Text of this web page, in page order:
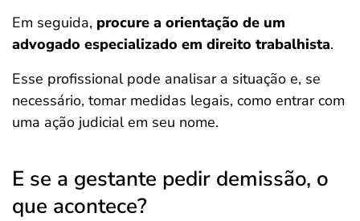
Em seguida, procure a orientação de um
advogado especializado em direito trabalhista.
Esse profissional pode analisar a situação e, se
necessário, tomar medidas legais, como entrar com
uma ação judicial em seu nome.
E se a gestante pedir demissão, o
que acontece?